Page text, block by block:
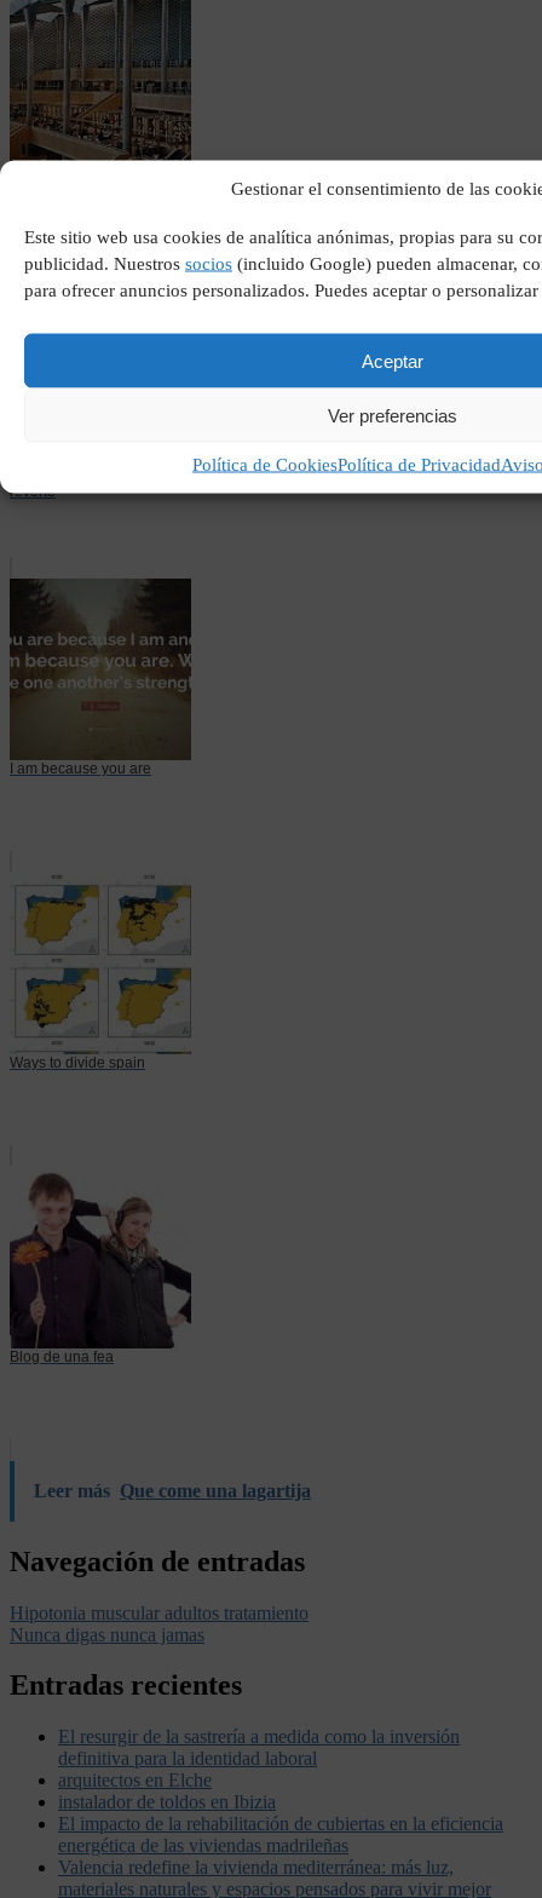
Gestionar el consentimiento de las
Este sitio web usa cookies de analítica anónimas, propias para su
publicidad. Nuestros socios (incluido Google) pueden almacenar,
para ofrecer anuncios personalizados. Puedes aceptar o
Aceptar
Ver preferencias
Política de CookiesPolítica de Privacidad
reverte
I am because you are
Ways to divide spain
Blog de una fea
Leer más Que come una lagartija
Navegación de entradas
Hipotonia muscular adultos tratamiento
Nunca digas nunca jamas
Entradas recientes
El resurgir de la sastrería a medida como la inversión
definitiva para la identidad laboral
arquitectos en Elche
instalador de toldos en Ibizia
El impacto de la rehabilitación de cubiertas en la eficiencia
energética de las viviendas madrileñas
Valencia redefine la vivienda mediterránea: más luz,
materiales naturales y espacios pensados para vivir mejor